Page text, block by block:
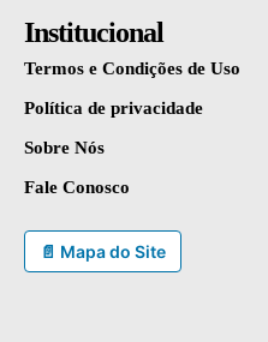
Institucional
Termos e Condições de Uso
Política de privacidade
Sobre Nós
Fale Conosco
📄 Mapa do Site